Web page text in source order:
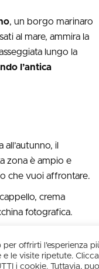
, un borgo marinaro
al mare, ammira la
lungo la
l’antica
all’autunno, il
zona è ampio e
che vuoi affrontare.
crema
fotografica.
tue preferenze e
offrirti l'esperienza
le visite ripetute.
i cookie. Tuttavia,